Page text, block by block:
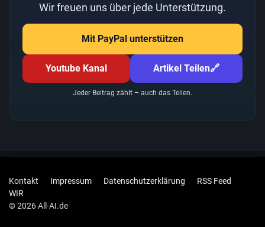
Wir freuen uns über jede Unterstützung.
Mit PayPal unterstützen
Youtube Kanal Artikel Teilen🔗
Jeder Beitrag zählt – auch das Teilen.
Kontakt Impressum Datenschutzerklärung
RSS Feed
WIR
© 2026 All-AI.de